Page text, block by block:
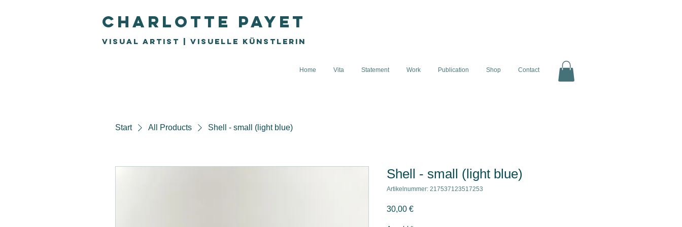
Charlotte Payet
Visual Artist | visuelle Künstlerin
Home Vita Statement Work Publication Shop Contact
Start All Products Shell - small (light blue)
Shell - small (light blue)
Artikelnummer: 217537123517253
30,00 €Preis